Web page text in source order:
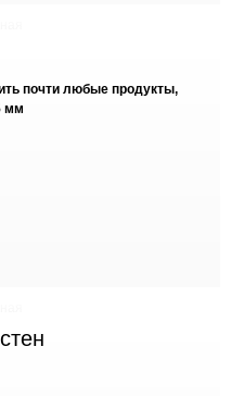
почти любые продукты,
мм